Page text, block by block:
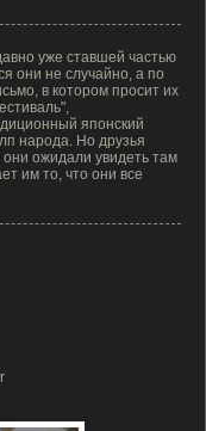
уже ставшей частью
они не случайно, а по
в котором просит их
японский
народа. Но друзья
они ожидали увидеть там
им то, что они все